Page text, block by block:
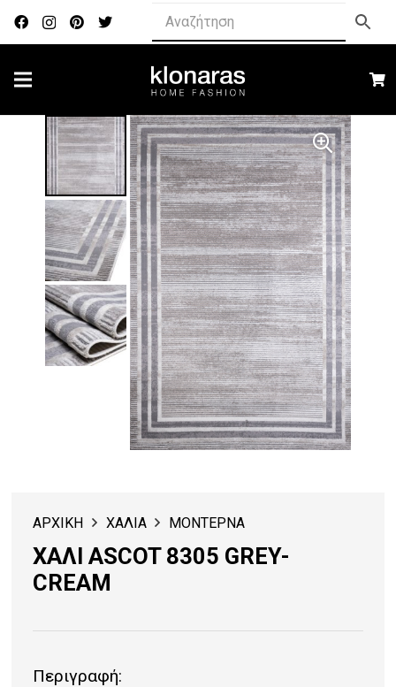
ΑΡΧΙΚΗ ΧΑΛΙΑ ΜΟΝΤΕΡΝΑ
ΧΑΛΙ ASCOT 8305 GREY-
CREAM
Περιγραφή: